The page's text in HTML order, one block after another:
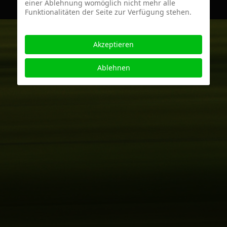
einer Ablehnung womöglich nicht mehr alle
Funktionalitäten der Seite zur Verfügung stehen.
Akzeptieren
Ablehnen